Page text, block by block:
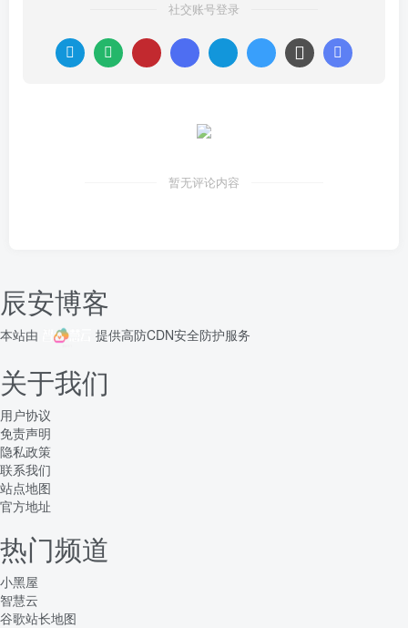
社交账号登录
暂无评论内容
辰安博客
本站由 提供高防CDN安全防护服务
关于我们
用户协议
免责声明
隐私政策
联系我们
站点地图
官方地址
热门频道
小黑屋
智慧云
谷歌站长地图